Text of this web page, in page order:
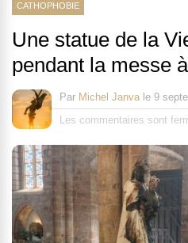
CATHOPHOBIE
Une statue de la
pendant la messe
Par Michel Janva le 9
Les commentaires sont